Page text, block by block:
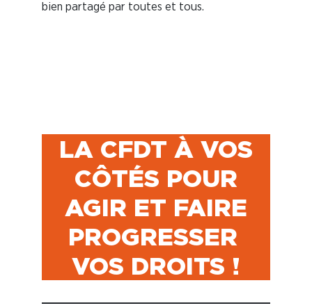
bien partagé par toutes et tous.
LA CFDT À VOS
CÔTÉS POUR
AGIR ET FAIRE
PROGRESSER
VOS DROITS !